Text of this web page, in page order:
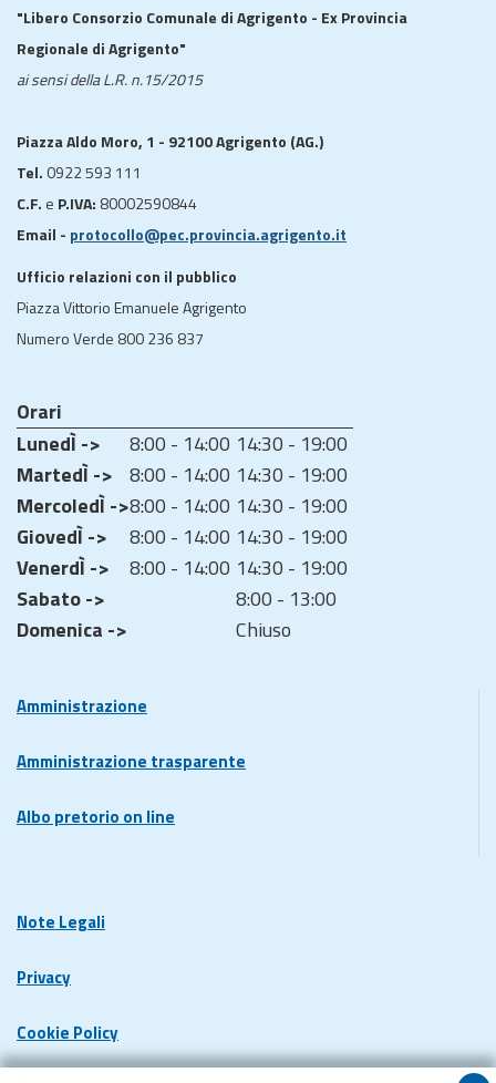
"Libero Consorzio Comunale di Agrigento - Ex Provincia
Regionale di Agrigento"
ai sensi della L.R. n.15/2015
Piazza Aldo Moro, 1 - 92100 Agrigento (AG.)
Tel. 0922 593 111
C.F. e P.IVA: 80002590844
Email - protocollo@pec.provincia.agrigento.it
Ufficio relazioni con il pubblico
Piazza Vittorio Emanuele Agrigento
Numero Verde 800 236 837
Orari
LunedÌ ->
8:00 - 14:00 14:30 - 19:00
MartedÌ -> 8:00 - 14:00 14:30 - 19:00
MercoledÌ ->8:00 - 14:00 14:30 - 19:00
GiovedÌ ->
8:00 - 14:00 14:30 - 19:00
VenerdÌ ->
8:00 - 14:00 14:30 - 19:00
Sabato ->
8:00 - 13:00
Domenica ->
Chiuso
Amministrazione
Amministrazione trasparente
Albo pretorio on line
Note Legali
Privacy
Cookie Policy